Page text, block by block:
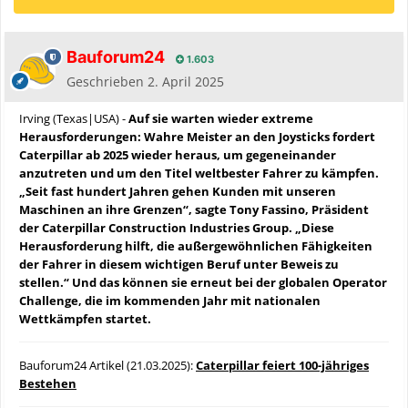
Bauforum24 1.603
Geschrieben 2. April 2025
Irving (Texas|USA) -Auf sie warten wieder extreme
Herausforderungen: Wahre Meister an den Joysticks fordert
Caterpillar ab 2025 wieder heraus, um gegeneinander
anzutreten und um den Titel weltbester Fahrer zu kämpfen.
„Seit fast hundert Jahren gehen Kunden mit unseren
Maschinen an ihre Grenzen“, sagte Tony Fassino, Präsident
der Caterpillar Construction Industries Group. „Diese
Herausforderung hilft, die außergewöhnlichen Fähigkeiten
der Fahrer in diesem wichtigen Beruf unter Beweis zu
stellen.“ Und das können sie erneut bei der globalen Operator
Challenge, die im kommenden Jahr mit nationalen
Wettkämpfen startet.
Bauforum24 Artikel (21.03.2025):Caterpillar feiert 100-jähriges
Bestehen